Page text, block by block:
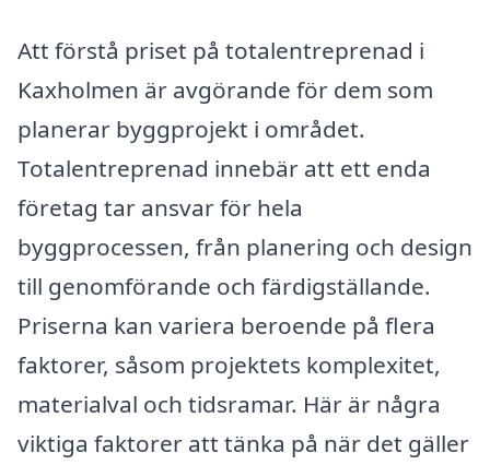
Att förstå priset på totalentreprenad i
Kaxholmen är avgörande för dem som
planerar byggprojekt i området.
Totalentreprenad innebär att ett enda
företag tar ansvar för hela
byggprocessen, från planering och design
till genomförande och färdigställande.
Priserna kan variera beroende på flera
faktorer, såsom projektets komplexitet,
materialval och tidsramar. Här är några
viktiga faktorer att tänka på när det gäller